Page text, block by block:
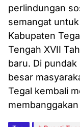
perlindungan
semangat
Kabupaten
Tengah XVII
baru. Di
besar
Tegal kembali